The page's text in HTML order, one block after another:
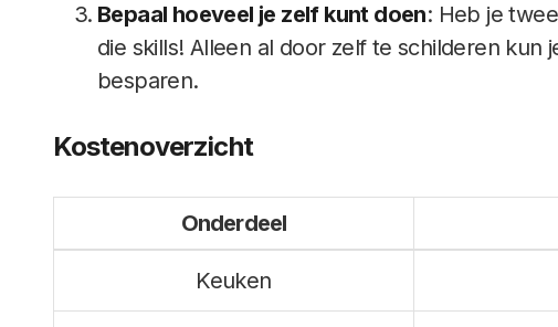
Bepaal hoeveel je zelf kunt doen: Heb je
die skills! Alleen al door zelf te schilderen kun
besparen.
Kostenoverzicht
Onderdeel
Keuken